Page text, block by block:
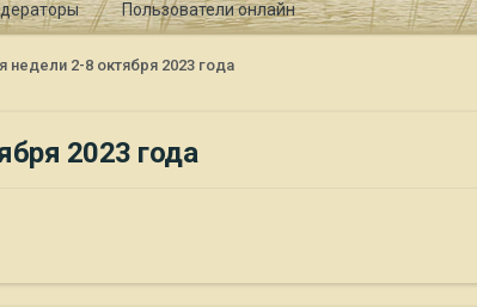
Пользователи онлайн
недели 2-8 октября 2023 года
2023 года